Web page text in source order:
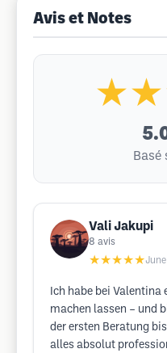
Avis et Notes
Basé
Vali Jakupi
8 avis
★★★★★
Ich habe bei Valentina
machen lassen – und
der ersten Beratung
alles absolut